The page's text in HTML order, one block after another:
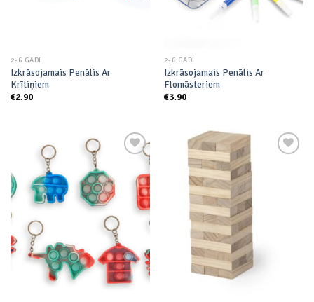
2-6 GADI
Izkrāsojamais Penālis Ar
Krītiņiem
€2.90
2-6 GADI
Izkrāsojamais Penālis Ar
Flomāsteriem
€3.90
Add to
wishlist